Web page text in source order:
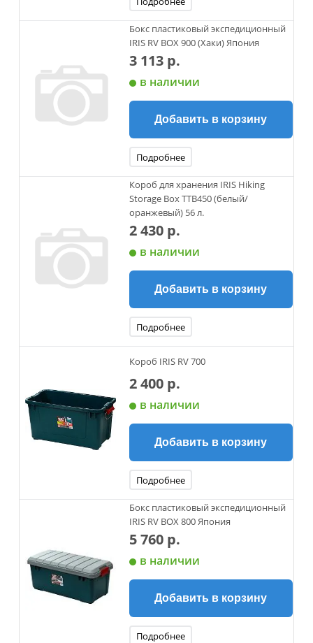
Бокс пластиковый экспедиционный
IRIS RV BOX 900 (Хаки) Япония
3 113 р.
в наличии
Добавить в корзину
Подробнее
Короб для хранения IRIS Hiking
Storage Box TTB450 (белый/
оранжевый) 56 л.
2 430 р.
в наличии
Добавить в корзину
Подробнее
Короб IRIS RV 700
2 400 р.
в наличии
Добавить в корзину
Подробнее
Бокс пластиковый экспедиционный
IRIS RV BOX 800 Япония
5 760 р.
в наличии
Добавить в корзину
Подробнее